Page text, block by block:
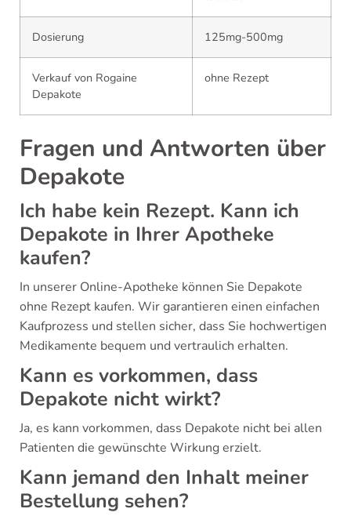
Dosierung 125mg-500mg
Verkauf von Rogaine
Depakote
ohne Rezept
Fragen und Antworten über
Depakote
Ich habe kein Rezept. Kann ich
Depakote in Ihrer Apotheke
kaufen?
In unserer Online-Apotheke können Sie Depakote
ohne Rezept kaufen. Wir garantieren einen einfachen
Kaufprozess und stellen sicher, dass Sie hochwertigen
Medikamente bequem und vertraulich erhalten.
Kann es vorkommen, dass
Depakote nicht wirkt?
Ja, es kann vorkommen, dass Depakote nicht bei allen
Patienten die gewünschte Wirkung erzielt.
Kann jemand den Inhalt meiner
Bestellung sehen?